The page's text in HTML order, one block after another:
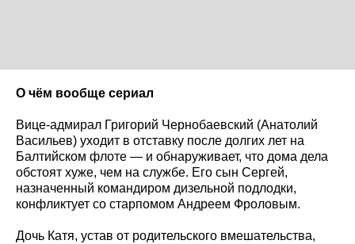
О чём вообще сериал
Вице-адмирал Григорий Чернобаевский (Анатолий
Васильев) уходит в отставку после долгих лет на
Балтийском флоте — и обнаруживает, что дома дела
обстоят хуже, чем на службе. Его сын Сергей,
назначенный командиром дизельной подлодки,
конфликтует со старпомом Андреем Фроловым.
Дочь Катя, устав от родительского вмешательства,